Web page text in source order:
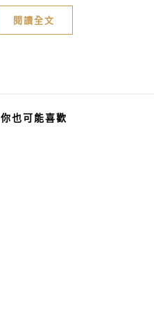
閱讀全文
你也可能喜歡